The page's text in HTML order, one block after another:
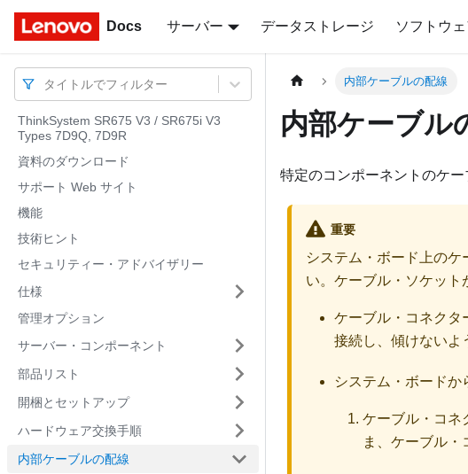
Docs サーバー データストレージ ソフトウ
Docs
タイトルでフィルター
ThinkSystem SR675 V3 / SR675i V3
Types 7D9Q, 7D9R
資料のダウンロード
サポート Web サイト
機能
技術ヒント
セキュリティー・アドバイザリー
仕様
管理オプション
サーバー・コンポーネント
部品リスト
開梱とセットアップ
ハードウェア交換手順
内部ケーブルの配線
内部ケーブルの配線
内部ケーブル
特定のコンポーネントのケ
重要
システム・ボード上の
い。ケーブル・ソケット
ケーブル・コネクタ
接続し、傾けないよ
システム・ボードか
ケーブル・コネ
ま、ケーブル・